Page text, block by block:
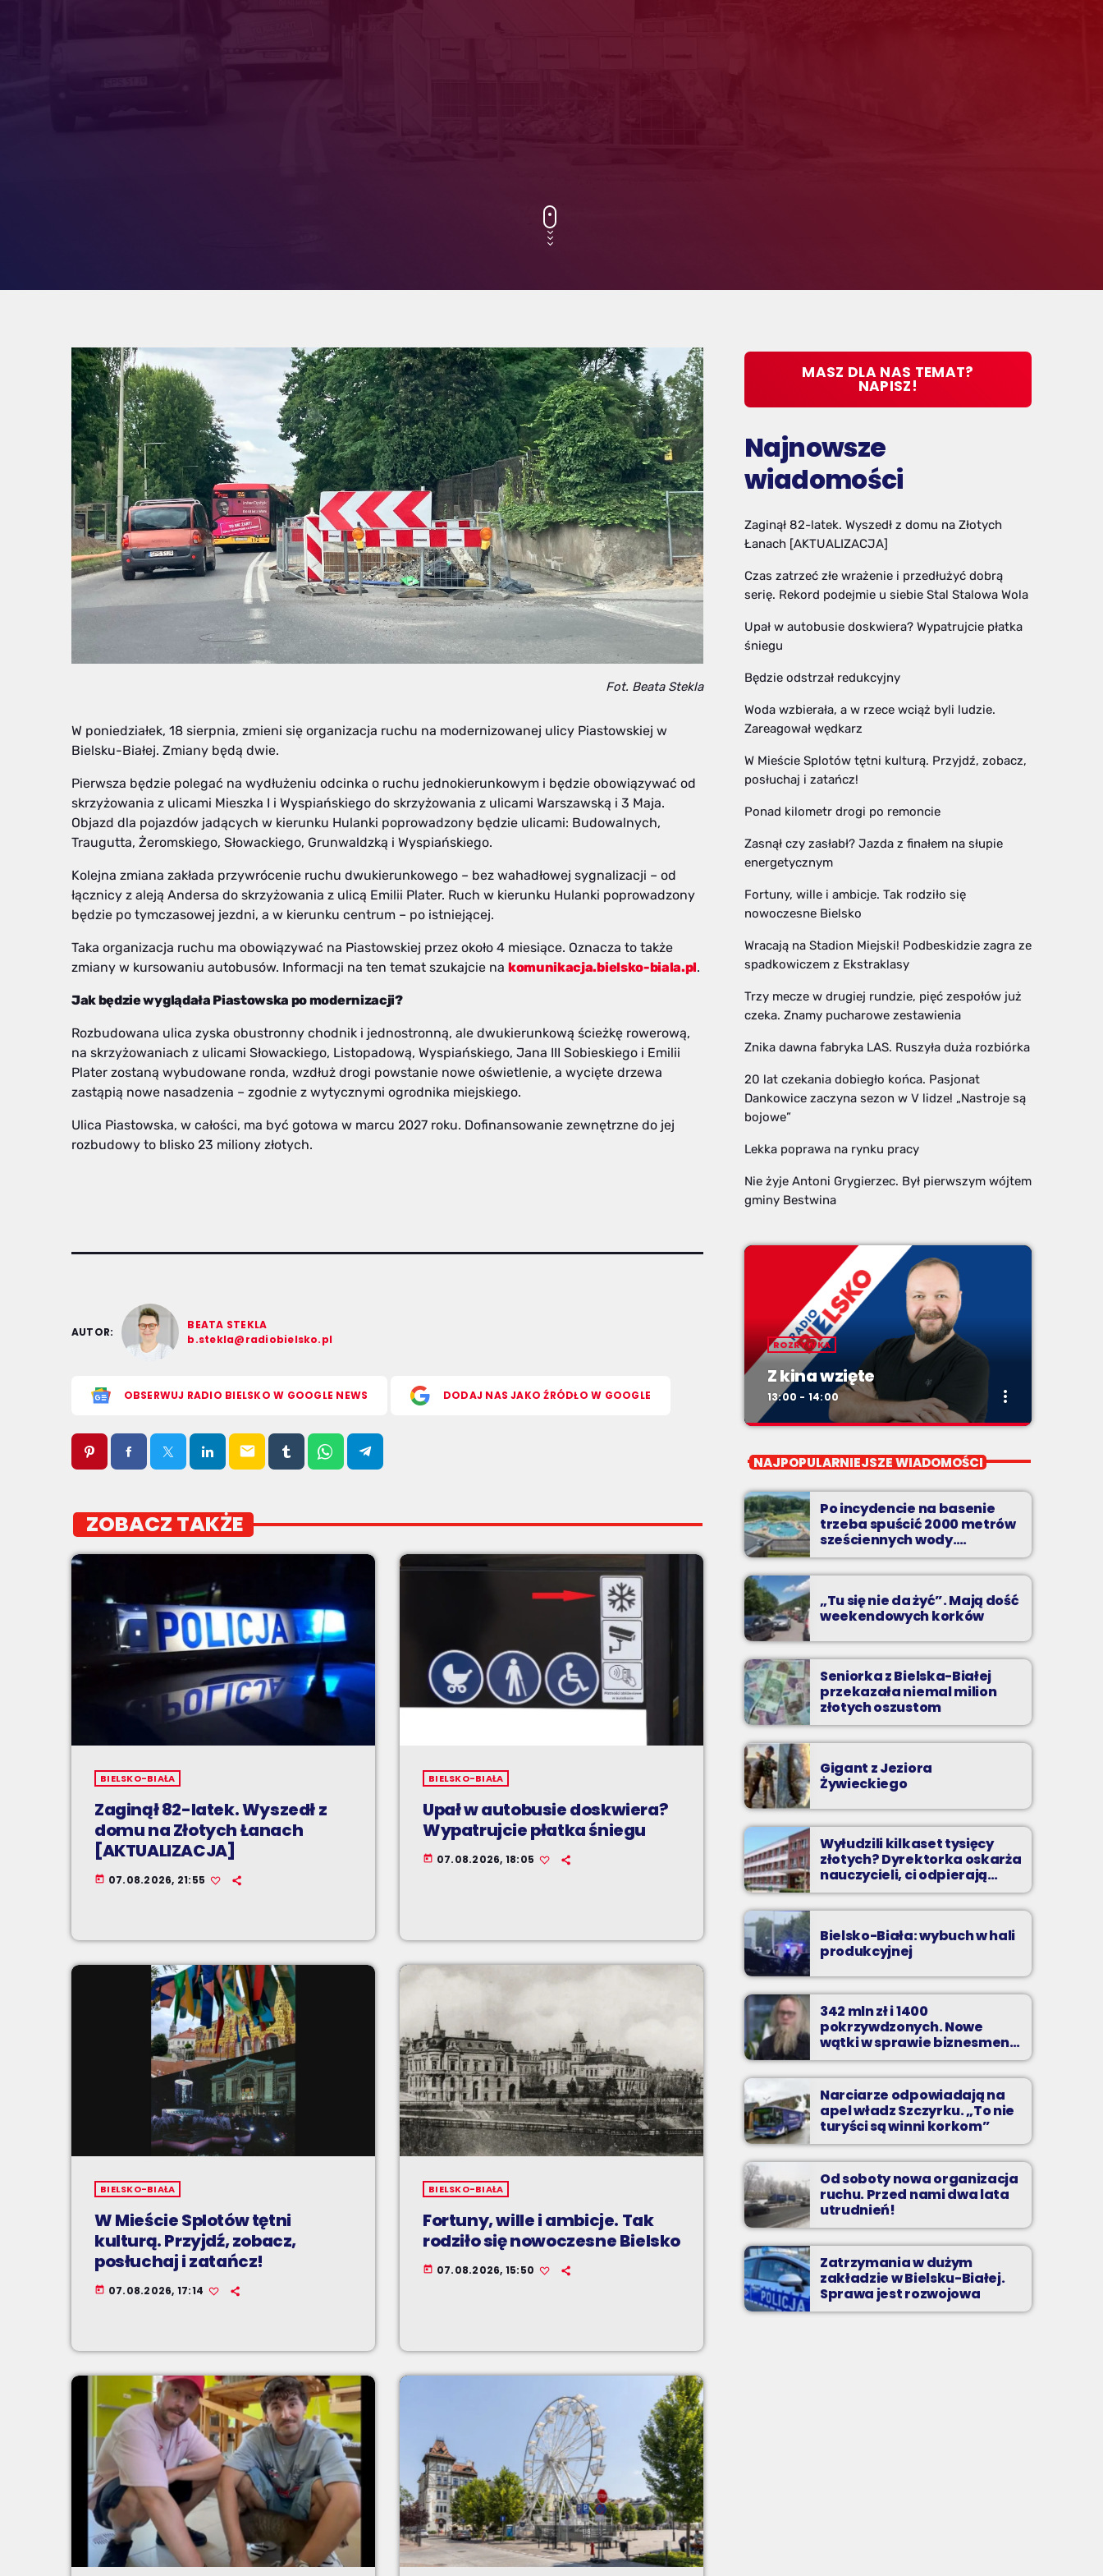
Fot. Beata Stekla
W poniedziałek, 18 sierpnia, zmieni się organizacja ruchu na modernizowanej ulicy Piastowskiej w
Bielsku-Białej. Zmiany będą dwie.
Pierwsza będzie polegać na wydłużeniu odcinka o ruchu jednokierunkowym i będzie obowiązywać od
skrzyżowania z ulicami Mieszka I i Wyspiańskiego do skrzyżowania z ulicami Warszawską i 3 Maja.
Objazd dla pojazdów jadących w kierunku Hulanki poprowadzony będzie ulicami: Budowalnych,
Traugutta, Żeromskiego, Słowackiego, Grunwaldzką i Wyspiańskiego.
Kolejna zmiana zakłada przywrócenie ruchu dwukierunkowego – bez wahadłowej sygnalizacji – od
łącznicy z aleją Andersa do skrzyżowania z ulicą Emilii Plater. Ruch w kierunku Hulanki poprowadzony
będzie po tymczasowej jezdni, a w kierunku centrum – po istniejącej.
Taka organizacja ruchu ma obowiązywać na Piastowskiej przez około 4 miesiące. Oznacza to także
zmiany w kursowaniu autobusów. Informacji na ten temat szukajcie na komunikacja.bielsko-biala.pl.
Jak będzie wyglądała Piastowska po modernizacji?
Rozbudowana ulica zyska obustronny chodnik i jednostronną, ale dwukierunkową ścieżkę rowerową,
na skrzyżowaniach z ulicami Słowackiego, Listopadową, Wyspiańskiego, Jana III Sobieskiego i Emilii
Plater zostaną wybudowane ronda, wzdłuż drogi powstanie nowe oświetlenie, a wycięte drzewa
zastąpią nowe nasadzenia – zgodnie z wytycznymi ogrodnika miejskiego.
Ulica Piastowska, w całości, ma być gotowa w marcu 2027 roku. Dofinansowanie zewnętrzne do jej
rozbudowy to blisko 23 miliony złotych.
AUTOR:
BEATA STEKLA
b.stekla@radiobielsko.pl
OBSERWUJ RADIO BIELSKO W GOOGLE NEWS DODAJ NAS JAKO ŹRÓDŁO W GOOGLE
email
ZOBACZ TAKŻE
BIELSKO-BIAŁA
Zaginął 82-latek. Wyszedł z
domu na Złotych Łanach
[AKTUALIZACJA]
today 07.08.2026, 21:55
BIELSKO-BIAŁA
Upał w autobusie doskwiera?
Wypatrujcie płatka śniegu
today 07.08.2026, 18:05
BIELSKO-BIAŁA
W Mieście Splotów tętni
kulturą. Przyjdź, zobacz,
posłuchaj i zatańcz!
today 07.08.2026, 17:14
BIELSKO-BIAŁA
Fortuny, wille i ambicje. Tak
rodziło się nowoczesne Bielsko
today 07.08.2026, 15:50
MASZ DLA NAS TEMAT?
NAPISZ!
Najnowsze
wiadomości
Zaginął 82-latek. Wyszedł z domu na Złotych
Łanach [AKTUALIZACJA]
Czas zatrzeć złe wrażenie i przedłużyć dobrą
serię. Rekord podejmie u siebie Stal Stalowa Wola
Upał w autobusie doskwiera? Wypatrujcie płatka
śniegu
Będzie odstrzał redukcyjny
Woda wzbierała, a w rzece wciąż byli ludzie.
Zareagował wędkarz
W Mieście Splotów tętni kulturą. Przyjdź, zobacz,
posłuchaj i zatańcz!
Ponad kilometr drogi po remoncie
Zasnął czy zasłabł? Jazda z finałem na słupie
energetycznym
Fortuny, wille i ambicje. Tak rodziło się
nowoczesne Bielsko
Wracają na Stadion Miejski! Podbeskidzie zagra ze
spadkowiczem z Ekstraklasy
Trzy mecze w drugiej rundzie, pięć zespołów już
czeka. Znamy pucharowe zestawienia
Znika dawna fabryka LAS. Ruszyła duża rozbiórka
20 lat czekania dobiegło końca. Pasjonat
Dankowice zaczyna sezon w V lidze! „Nastroje są
bojowe”
Lekka poprawa na rynku pracy
Nie żyje Antoni Grygierzec. Był pierwszym wójtem
gminy Bestwina
ROZRYWKA
Z kina wzięte
13:00 - 14:00 more_vert
Z kina wzięte
Z Kina Wzięte to audycja w której film
występuje roli głównej.
NAJPOPULARNIEJSZE WIADOMOŚCI
Po incydencie na basenie
trzeba spuścić 2000 metrów
sześciennych wody.
„Ogromne koszty i ogromna
praca”
„Tu się nie da żyć”. Mają dość
weekendowych korków
Seniorka z Bielska-Białej
przekazała niemal milion
złotych oszustom
Gigant z Jeziora
Żywieckiego
Wyłudzili kilkaset tysięcy
złotych? Dyrektorka oskarża
nauczycieli, ci odpierają
zarzuty
Bielsko-Biała: wybuch w hali
produkcyjnej
342 mln zł i 1400
pokrzywdzonych. Nowe
wątki w sprawie biznesmena
z Bielska-Białej
Narciarze odpowiadają na
apel władz Szczyrku. „To nie
turyści są winni korkom”
Od soboty nowa organizacja
ruchu. Przed nami dwa lata
utrudnień!
Zatrzymania w dużym
zakładzie w Bielsku-Białej.
Sprawa jest rozwojowa